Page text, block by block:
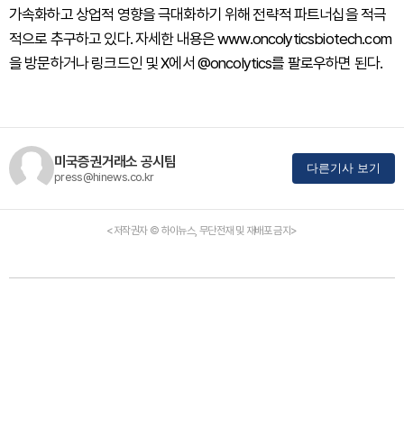
가속화하고 상업적 영향을 극대화하기 위해 전략적 파트너십을 적극
적으로 추구하고 있다. 자세한 내용은 www.oncolyticsbiotech.com
을 방문하거나 링크드인 및 X에서 @oncolytics를 팔로우하면 된다.
미국증권거래소 공시팀
press@hinews.co.kr
다른기사 보기
<저작권자 © 하이뉴스, 무단전재 및 재배포 금지>